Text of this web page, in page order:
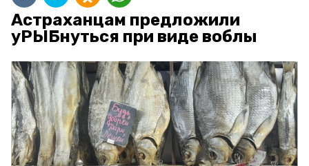
Астраханцам предложили
уРЫБнуться при виде воблы